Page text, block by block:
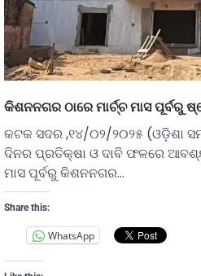
କିଶନନଗର ଠାରେ ମାର୍ଚ୍ଚ ମାସ ପୂର୍ବରୁ
କଟକ ସଦର ,୧୪/୦୨/୨୦୨୫ (ଓଡ଼ିଶା
ଦିନର ପ୍ରତିକ୍ଷା ଓ ଦାବି ଫଳରେ
ମାସ ପୂର୍ବରୁ କିଶନନଗର…
Share this:
WhatsApp